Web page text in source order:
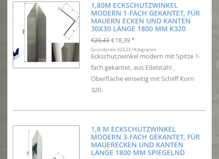
1,80M ECKSCHUTZWINKEL
MODERN 1-FACH GEKANTET, FÜR
MAUERN ECKEN UND KANTEN
30X30 LÄNGE 1800 MM K320
€20,43 €18,39 *
Grundpreis: €23,23 / Kilogramm
Eckschutzwinkel modern mit Spitze 1-
fach gekantet, aus Edelstahl ,
Oberfläche einseitig mit Schliff Korn
320.
1,8 M ECKSCHUTZWINKEL
MODERN 3-FACH GEKANTET, FÜR
MAUERECKEN UND KANTEN
LÄNGE 1800 MM SPIEGELND